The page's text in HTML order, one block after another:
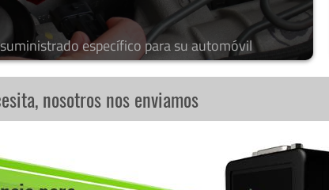
específico para su automóvil
nosotros nos enviamos